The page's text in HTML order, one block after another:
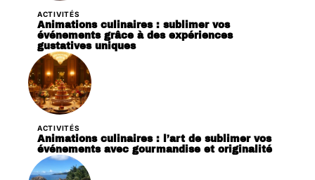
ACTIVITÉS
Animations culinaires : sublimer vos
événements grâce à des expériences
gustatives uniques
ACTIVITÉS
Animations culinaires : l’art de sublimer vos
événements avec gourmandise et originalité